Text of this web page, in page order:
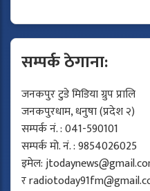
सम्पर्क ठेगाना:
जनकपुर टुडे मिडिया ग्रुप प्रालि
जनकपुरधाम, धनुषा (प्रदेश २)
सम्पर्क नं. : 041-590101
सम्पर्क मो. नं. : 9854026025
इमेल:
र